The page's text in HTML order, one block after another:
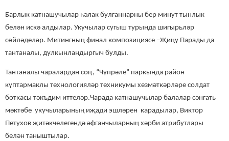
Барлык катнашучылар һәлак булганнарны бер минут тынлык
белән искә алдылар. Укучылар сугыш турында шигырьләр
сөйләделәр. Митингның финал композициясе –Җиңү Парады да
тантаналы, дулкынландыргыч булды.
Тантаналы чаралардан соң, “Чүпрәле” паркында район
күптармаклы технологияләр техникумы хезмәткәрләре солдат
боткасы тәкъдим иттеләр.Чарада катнашучылар балалар сәнгать
мәктәбе укучыларының иҗади эшләрен карадылар, Виктор
Петухов җитәкчелегендә әфганчыларның хәрби атрибутлары
белән таныштылар.